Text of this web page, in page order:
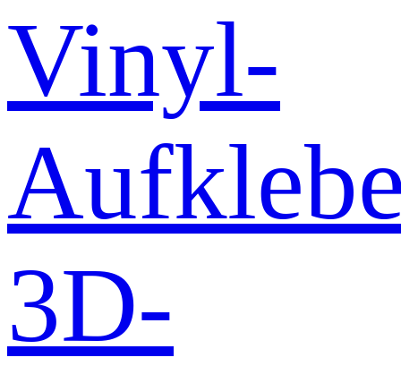
Vinyl-
3D-